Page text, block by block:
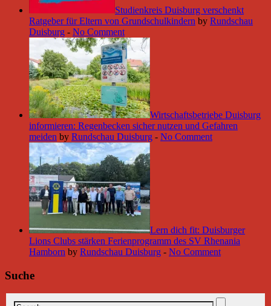
Studienkreis Duisburg verschenkt
Ratgeber für Eltern von Grundschulkindern by Rundschau
Duisburg - No Comment
Wirtschaftsbetriebe Duisburg
informieren: Regenbecken sicher nutzen und Gefahren
meiden by Rundschau Duisburg - No Comment
Lern dich fit: Duisburger
Lions Clubs stärken Ferienprogramm des SV Rhenania
Hamborn by Rundschau Duisburg - No Comment
Suche